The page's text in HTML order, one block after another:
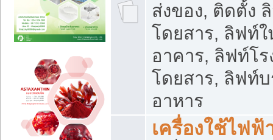
ส่งของ, ติดตั้ง
โดยสาร, ลิฟท์
อาคาร, ลิฟท์โ
โดยสาร, ลิฟท์
อาหาร
เครื่องใช้ไฟฟ้